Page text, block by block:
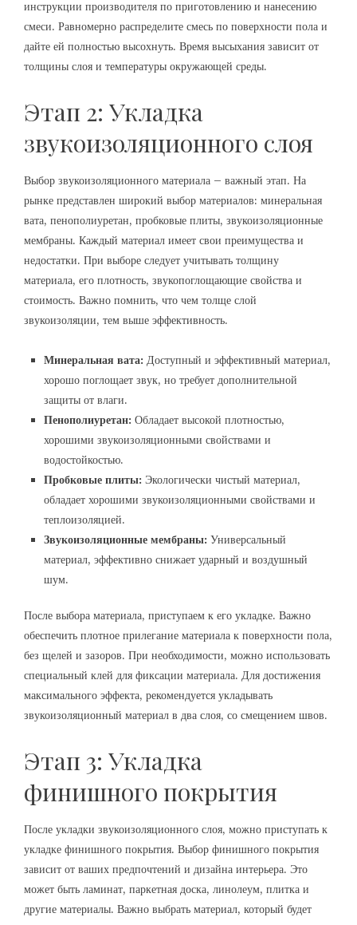
инструкции производителя по приготовлению и нанесению
смеси. Равномерно распределите смесь по поверхности пола и
дайте ей полностью высохнуть. Время высыхания зависит от
толщины слоя и температуры окружающей среды.
Этап 2: Укладка
звукоизоляционного слоя
Выбор звукоизоляционного материала – важный этап. На
рынке представлен широкий выбор материалов: минеральная
вата, пенополиуретан, пробковые плиты, звукоизоляционные
мембраны. Каждый материал имеет свои преимущества и
недостатки. При выборе следует учитывать толщину
материала, его плотность, звукопоглощающие свойства и
стоимость. Важно помнить, что чем толще слой
звукоизоляции, тем выше эффективность.
Минеральная вата: Доступный и эффективный материал,
хорошо поглощает звук, но требует дополнительной
защиты от влаги.
Пенополиуретан: Обладает высокой плотностью,
хорошими звукоизоляционными свойствами и
водостойкостью.
Пробковые плиты: Экологически чистый материал,
обладает хорошими звукоизоляционными свойствами и
теплоизоляцией.
Звукоизоляционные мембраны: Универсальный
материал, эффективно снижает ударный и воздушный
шум.
После выбора материала, приступаем к его укладке. Важно
обеспечить плотное прилегание материала к поверхности пола,
без щелей и зазоров. При необходимости, можно использовать
специальный клей для фиксации материала. Для достижения
максимального эффекта, рекомендуется укладывать
звукоизоляционный материал в два слоя, со смещением швов.
Этап 3: Укладка
финишного покрытия
После укладки звукоизоляционного слоя, можно приступать к
укладке финишного покрытия. Выбор финишного покрытия
зависит от ваших предпочтений и дизайна интерьера. Это
может быть ламинат, паркетная доска, линолеум, плитка и
другие материалы. Важно выбрать материал, который будет